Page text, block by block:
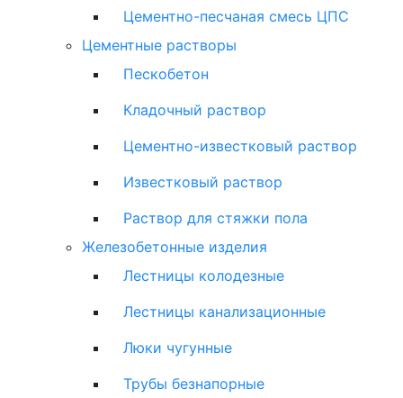
Цементно-песчаная смесь ЦПС
Цементные растворы
Пескобетон
Кладочный раствор
Цементно-известковый раствор
Известковый раствор
Раствор для стяжки пола
Железобетонные изделия
Лестницы колодезные
Лестницы канализационные
Люки чугунные
Трубы безнапорные